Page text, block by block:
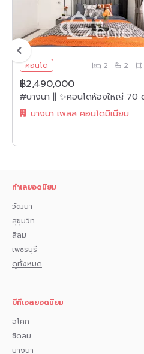
• บิ๊กซี แจ้งวัฒนะ
• เทสโก้ โลตัส แจ้งวัฒนะ
• โฮมโปร แจ้งวัฒนะ
• โรงพยาบาลมงกุฏวัฒนะ
• โรงพยาบาลเวิลด์เมดิคอล
• โรงพยาบาลศรีธัญญา
• โรงพยาบาลปากเกร็ด
• มหาวิทยาลัยธุรกิจบัณฑิตย์
• สวนสาธารณะคลองบางบัว
• สวนสาธารณะศูนย์ราชการแจ้งวัฒนะ
• สวนสาธารณะเมืองทองธานี
สนใจปรึกษายื่นสินเชื่อ กด 1️⃣
สนใจทัก 𝗜𝗻𝗯𝗼𝘅 มาได้เลยค่ะ
คอนโด 2 2
฿2,490,000
บางนา เพลส คอนโดมิเนียม
ทำเลยอดนิยม
วัฒนา
สุขุมวิท
สีลม
เพชรบุรี
ดูทั้งหมด
บีทีเอสยอดนิยม
อโศก
ชิดลม
บางนา